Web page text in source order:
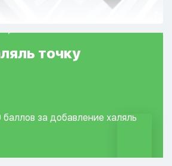
точку
баллов за добавление халяль